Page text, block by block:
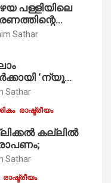
പള്ളിയിലെ
കാൽനാട്ട്
Sathar
‘ന്യൂ
കാര്‍ഡ് സേവനം
Sathar
രാഷ്ട്രീയം
കല്ലിൽ
Sathar
രാഷ്ട്രീയം